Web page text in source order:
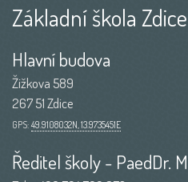
Základní škola Zdice
Hlavní budova
Žižkova 589
267 51 Zdice
GPS: 49.9108032N, 13.9735451E
Ředitel školy - PaedDr.